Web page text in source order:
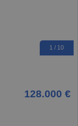
1 / 10
128.000 €